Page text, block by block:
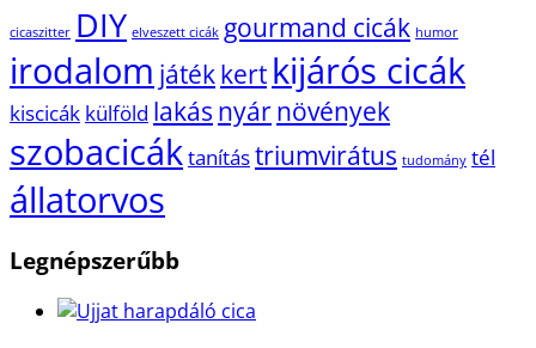
cicaszitter DIY elveszett cicák gourmand cicák humor
irodalom játékkert kijárós cicák
kiscicák külföld lakás nyárnövények
szobacicáktanítástriumvirátus tudomány tél
állatorvos
Legnépszerűbb